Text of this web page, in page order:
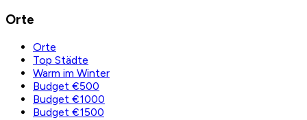
Orte
Orte
Top Städte
Warm im Winter
Budget €500
Budget €1000
Budget €1500